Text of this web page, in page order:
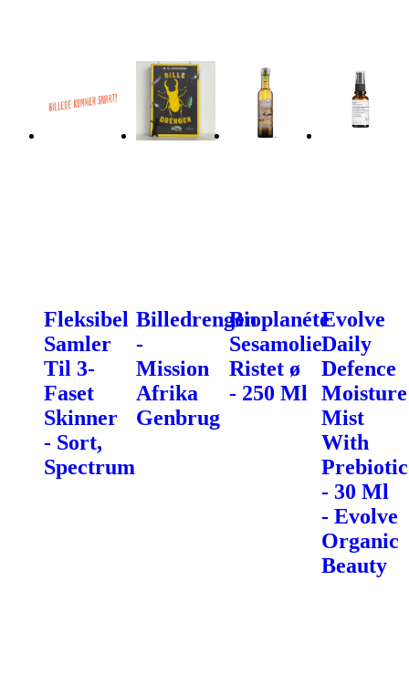
Fleksibel
Samler
Til 3-
Faset
Skinner
- Sort,
Spectrum
Billedrengen
-
Mission
Afrika
Genbrug
Bioplanéte
Sesamolie
Ristet ø
- 250 Ml
Evolve
Daily
Defence
Moisture
Mist
With
Prebiotic
- 30 Ml
- Evolve
Organic
Beauty